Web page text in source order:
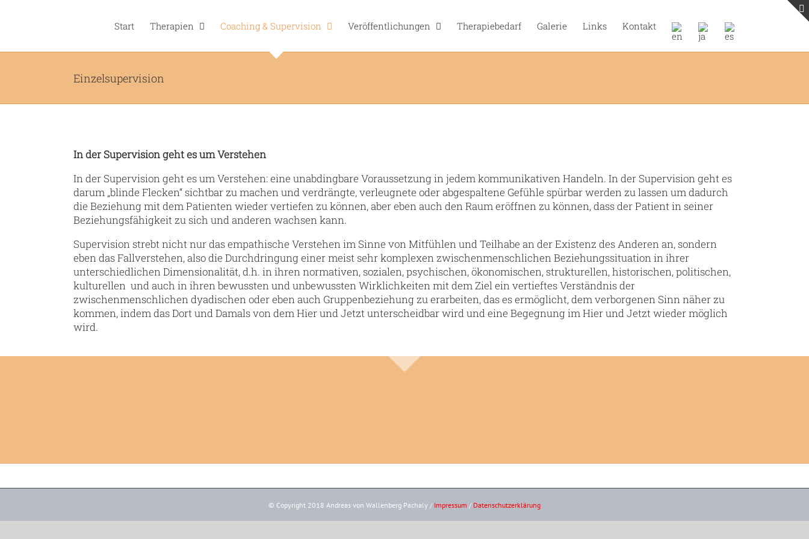
Start Therapien Coaching & Supervision Veröffentlichungen Therapiebedarf Galerie Links Kontakt
Einzelsupervision
In der Supervision geht es um Verstehen
In der Supervision geht es um Verstehen: eine unabdingbare Voraussetzung in jedem kommunikativen Handeln. In der Supervision geht es
darum „blinde Flecken“ sichtbar zu machen und verdrängte, verleugnete oder abgespaltene Gefühle spürbar werden zu lassen um dadurch
die Beziehung mit dem Patienten wieder vertiefen zu können, aber eben auch den Raum eröffnen zu können, dass der Patient in seiner
Beziehungsfähigkeit zu sich und anderen wachsen kann.
Supervision strebt nicht nur das empathische Verstehen im Sinne von Mitfühlen und Teilhabe an der Existenz des Anderen an, sondern
eben das Fallverstehen, also die Durchdringung einer meist sehr komplexen zwischenmenschlichen Beziehungssituation in ihrer
unterschiedlichen Dimensionalität, d.h. in ihren normativen, sozialen, psychischen, ökonomischen, strukturellen, historischen, politischen,
kulturellen und auch in ihren bewussten und unbewussten Wirklichkeiten mit dem Ziel ein vertieftes Verständnis der
zwischenmenschlichen dyadischen oder eben auch Gruppenbeziehung zu erarbeiten, das es ermöglicht, dem verborgenen Sinn näher zu
kommen, indem das Dort und Damals von dem Hier und Jetzt unterscheidbar wird und eine Begegnung im Hier und Jetzt wieder möglich
wird.
© Copyright 2018 Andreas von Wallenberg Pachaly / Impressum / Datenschutzerklärung